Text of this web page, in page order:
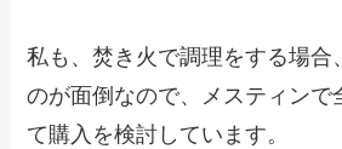
私も、焚き火で調理をする場合
のが面倒なので、メスティンで
て購入を検討しています。